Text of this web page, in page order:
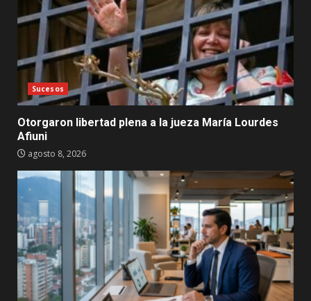
Sucesos
Otorgaron libertad plena a la jueza María Lourdes
Afiuni
agosto 8, 2026